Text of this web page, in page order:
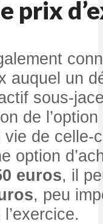
prix
auquel un
sous-
de
de celle-
option
euros, il
, peu